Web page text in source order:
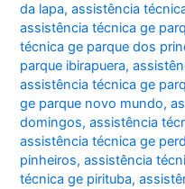
da lapa,assistência
assistência técnica ge
técnica ge parque dos
parque ibirapuera,
assistência técnica ge
ge parque novo mundo,
domingos,assistência
assistência técnica ge
pinheiros,assistência
técnica ge pirituba,